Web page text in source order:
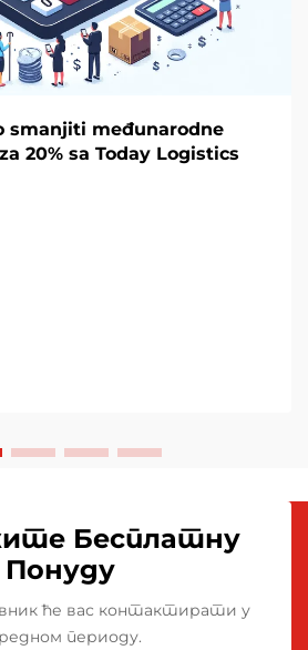
smanjiti međunarodne
20% sa Today Logistics
Бесплатну
Понуду
ће вас контактирати у
периоду.